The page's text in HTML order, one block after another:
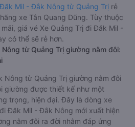
Mil - Đắk Nông từ Quảng Trị rẻ
xe Tân Quang Dũng. Tùy thuộc
giá vé Xe Quảng Trị đi Đăk Mil -
có thể sẽ rẻ hơn.
từ Quảng Trị giường nằm đôi:
Nông từ Quảng Trị giường nằm đôi
giường được thiết kế như một
trọng, hiện đại. Đây là dòng xe
Đăk Mil - Đắk Nông mới xuất hiện
nằm đôi ra đời nhằm đáp ứng